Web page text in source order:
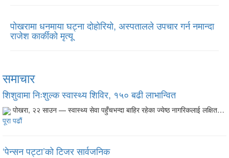
पोखरामा धनमाया घट्ना दोहोरियो, अस्पतालले उपचार गर्न नमान्दा
राजेश कार्कीको मृत्यू
समाचार
शिशुवामा निःशुल्क स्वास्थ्य शिविर, १५० बढी लाभान्वित
पोखरा, २२ साउन — स्वास्थ्य सेवा पहुँचभन्दा बाहिर रहेका ज्येष्ठ नागरिकलाई लक्षित…
पूरा पढौं
‘पेन्सन पट्टा’को टिजर सार्वजनिक